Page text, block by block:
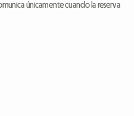
únicamente cuando la reserva